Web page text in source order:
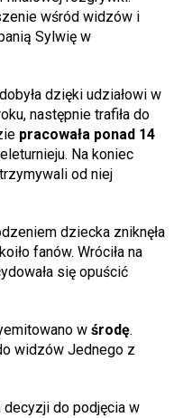
wśród widzów i
Sylwię w
dzięki udziałowi w
następnie trafiła do
pracowała ponad 14
Na koniec
od niej
dziecka zniknęła
fanów. Wróciła na
się opuścić
w środę.
widzów Jednego z
decyzji do podjęcia w